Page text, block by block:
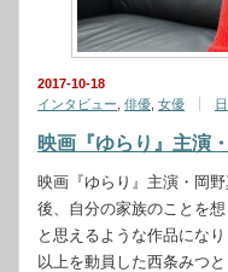
2017-10-18
インタビュー 俳優 女優
映画『ゆらり』主演
映画『ゆらり』主演・岡
後、自分の家族のことを
と思えるような作品にな
以上を動員した西条みつ